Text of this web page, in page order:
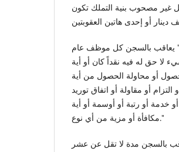
غير مصحوب بنية التملك تكون
على" يعاقب بالسجن كل موظف عام
لا حق له فيه نقداً كان أو أية
أو محاولة الحصول من أية
أو مقاولة أو اتفاق توريد
خدمة أو رتبة أو أوسمة أو أية
مكافأة أو مزية من أي نوع."
يعاقب بالسجن مدة لا تقل عن عشر